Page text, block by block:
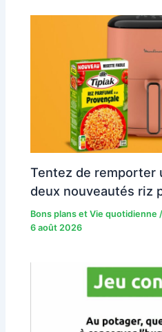
Tentez de remporter
deux nouveautés riz
Bons plans et Vie quotidienne
6 août 2026